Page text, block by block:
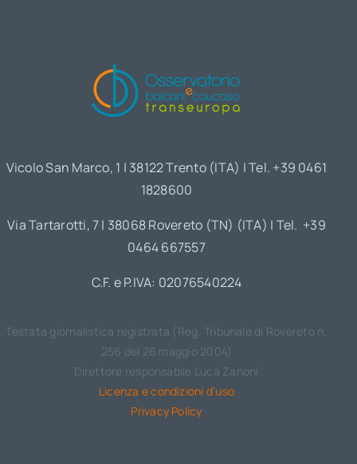
Vicolo San Marco, 1 | 38122 Trento (ITA) | Tel. +39 0461
1828600
Via Tartarotti, 7 | 38068 Rovereto (TN) (ITA) | Tel. +39
0464 667557
C.F. e P.IVA: 02076540224
Testata giornalistica registrata (Reg. Tribunale di Rovereto n.
256 del 26 maggio 2004)
Direttore responsabile Luca Zanoni
Licenza e condizioni d’uso
Privacy Policy